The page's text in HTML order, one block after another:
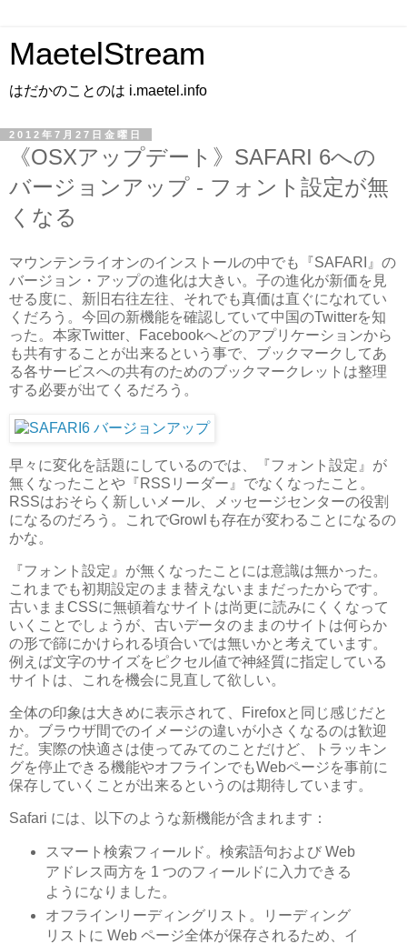
MaetelStream
はだかのことのは i.maetel.info
2012年7月27日金曜日
《OSXアップデート》SAFARI 6への
バージョンアップ - フォント設定が無
くなる
マウンテンライオンのインストールの中でも『SAFARI』の
バージョン・アップの進化は大きい。子の進化が新価を見
せる度に、新旧右往左往、それでも真価は直ぐになれてい
くだろう。今回の新機能を確認していて中国のTwitterを知
った。本家Twitter、Facebookへどのアプリケーションから
も共有することが出来るという事で、ブックマークしてあ
る各サービスへの共有のためのブックマークレットは整理
する必要が出てくるだろう。
早々に変化を話題にしているのでは、『フォント設定』が
無くなったことや『RSSリーダー』でなくなったこと。
RSSはおそらく新しいメール、メッセージセンターの役割
になるのだろう。これでGrowlも存在が変わることになるの
かな。
『フォント設定』が無くなったことには意識は無かった。
これまでも初期設定のまま替えないままだったからです。
古いままCSSに無頓着なサイトは尚更に読みにくくなって
いくことでしょうが、古いデータのままのサイトは何らか
の形で篩にかけられる頃合いでは無いかと考えています。
例えば文字のサイズをピクセル値で神経質に指定している
サイトは、これを機会に見直して欲しい。
全体の印象は大きめに表示されて、Firefoxと同じ感じだと
か。ブラウザ間でのイメージの違いが小さくなるのは歓迎
だ。実際の快適さは使ってみてのことだけど、トラッキン
グを停止できる機能やオフラインでもWebページを事前に
保存していくことが出来るというのは期待しています。
Safari には、以下のような新機能が含まれます：
スマート検索フィールド。検索語句および Web
アドレス両方を 1 つのフィールドに入力できる
ようになりました。
オフラインリーディングリスト。リーディング
リストに Web ページ全体が保存されるため、イ